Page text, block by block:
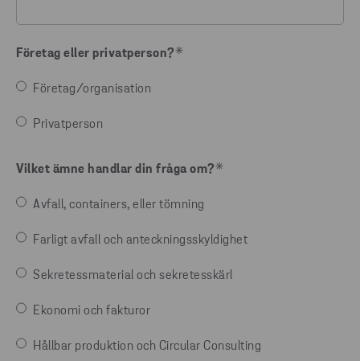
Företag eller privatperson?*
Företag/organisation
Privatperson
Vilket ämne handlar din fråga om?*
Avfall, containers, eller tömning
Farligt avfall och anteckningsskyldighet
Sekretessmaterial och sekretesskärl
Ekonomi och fakturor
Hållbar produktion och Circular Consulting